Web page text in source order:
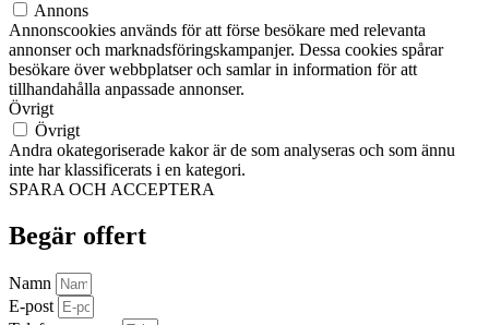
Annons
Annonscookies används för att förse besökare med relevanta
annonser och marknadsföringskampanjer. Dessa cookies spårar
besökare över webbplatser och samlar in information för att
tillhandahålla anpassade annonser.
Övrigt
Övrigt
Andra okategoriserade kakor är de som analyseras och som ännu
inte har klassificerats i en kategori.
SPARA OCH ACCEPTERA
Begär offert
Namn
E-post